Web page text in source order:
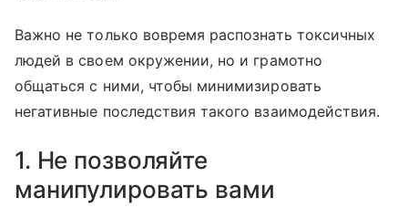
Важно не только вовремя распознать токсичных
людей в своем окружении, но и грамотно
общаться с ними, чтобы минимизировать
негативные последствия такого взаимодействия.
1. Не позволяйте
манипулировать вами